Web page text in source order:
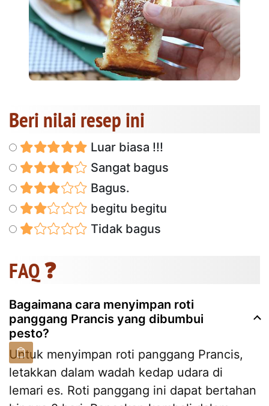
Beri nilai resep ini
Luar biasa !!!
Sangat bagus
Bagus.
begitu begitu
Tidak bagus
FAQ ❓
Bagaimana cara menyimpan roti
panggang Prancis yang dibumbui
pesto?
Untuk menyimpan roti panggang Prancis,
letakkan dalam wadah kedap udara di
lemari es. Roti panggang ini dapat bertahan